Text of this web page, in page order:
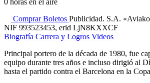
Comprar Boletos Publicidad. S.A.
NIF 993523453, erid LjN8KXXCF
Biografía Carrera y Logros Videos
Principal portero de la década de 1980, fue
equipo durante tres años e incluso dirigió al
hasta el partido contra el Barcelona en la